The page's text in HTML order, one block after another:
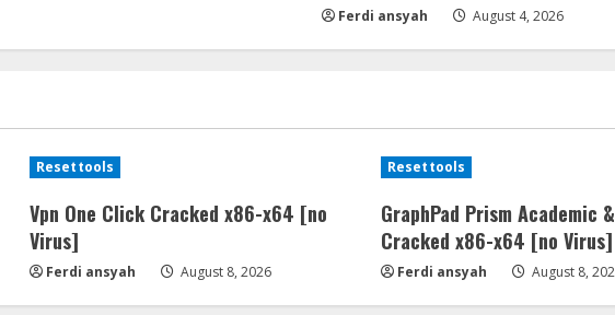
Ferdi ansyah August 4, 2026
Resettools
Vpn One Click Cracked x86-x64 [no
Virus]
Ferdi ansyah August 8, 2026
Resettools
GraphPad Prism Academic
Cracked x86-x64 [no Virus]
Ferdi ansyah August 8,